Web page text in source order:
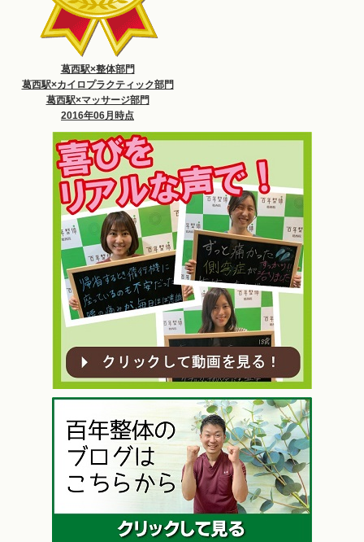
葛西駅×整体部門
葛西駅×カイロプラクティック部門
葛西駅×マッサージ部門
2016年06月時点